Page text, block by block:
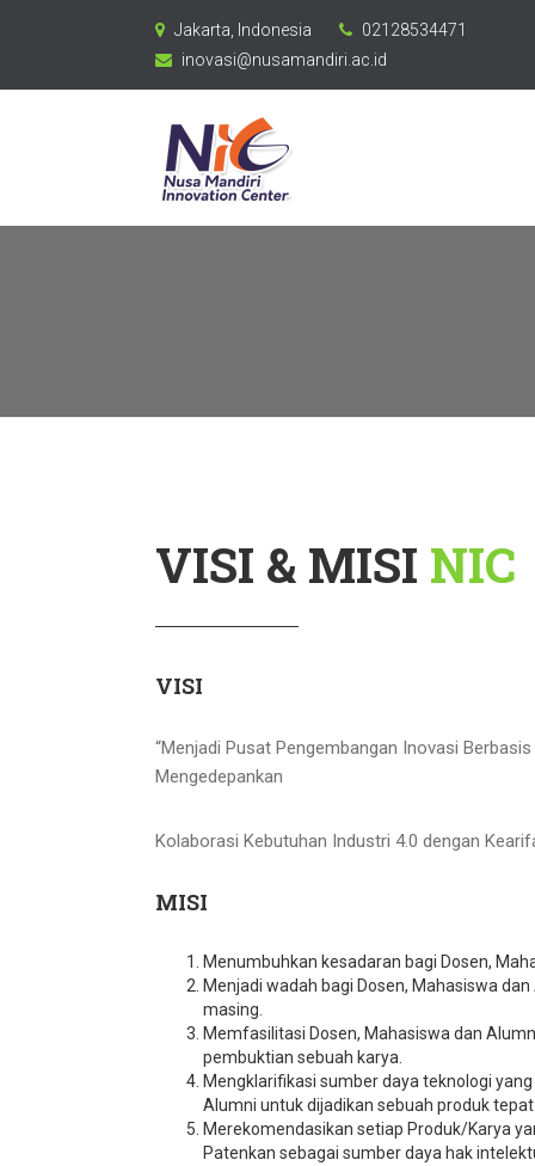
Jakarta, Indonesia
02128534471
inovasi@nusamandiri.ac.id
VISI & MISI NIC
VISI
“Menjadi Pusat Pengembangan Inovasi
Mengedepankan
Kolaborasi Kebutuhan Industri 4.0 dengan
MISI
Menumbuhkan kesadaran bagi Dosen,
Menjadi wadah bagi Dosen, Mahasiswa
masing.
Memfasilitasi Dosen, Mahasiswa dan
pembuktian sebuah karya.
Mengklarifikasi sumber daya teknologi
Alumni untuk dijadikan sebuah produk
Merekomendasikan setiap Produk/Karya
Patenkan sebagai sumber daya hak